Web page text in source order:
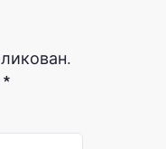
*